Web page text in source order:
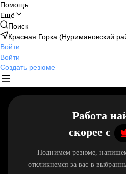
Помощь
Ещё
Поиск
Красная Горка (Нуримановский
Войти
Войти
Создать резюме
Работа
скорее c
Поднимем резюме,
откликнемся за вас в